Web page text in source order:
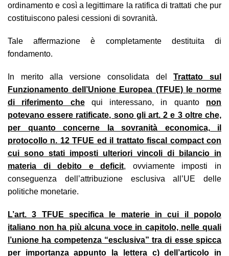
ordinamento e così a legittimare la ratifica di trattati che pur
costituiscono palesi cessioni di sovranità.
Tale affermazione è completamente destituita di
fondamento.
In merito alla versione consolidata delTrattato sul
Funzionamento dell’Unione Europea (TFUE) le norme
di riferimento chequi interessano, in quanto non
potevano essere ratificate, sono gli art. 2 e 3 oltre che,
per quanto concerne la sovranità economica, il
protocollo n. 12 TFUE ed il trattato fiscal compact con
cui sono stati imposti ulteriori vincoli di bilancio in
materia di debito e deficit, ovviamente imposti in
conseguenza dell’attribuzione esclusiva all’UE delle
politiche monetarie.
L’art. 3 TFUE specifica le materie in cui il popolo
italiano non ha più alcuna voce in capitolo, nelle quali
l’unione ha competenza “esclusiva” tra di esse spicca
per importanza appunto la lettera c) dell’articolo in